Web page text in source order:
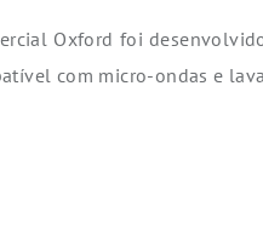
Oxford foi
com micro-ondas e